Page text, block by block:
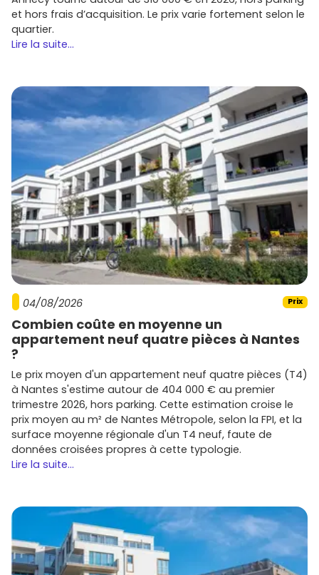
et hors frais d’acquisition. Le prix varie fortement selon le
quartier.
Lire la suite...
04/08/2026 Prix
Combien coûte en moyenne un
appartement neuf quatre pièces à Nantes
?
Le prix moyen d'un appartement neuf quatre pièces (T4)
à Nantes s'estime autour de 404 000 € au premier
trimestre 2026, hors parking. Cette estimation croise le
prix moyen au m² de Nantes Métropole, selon la FPI, et la
surface moyenne régionale d'un T4 neuf, faute de
données croisées propres à cette typologie.
Lire la suite...